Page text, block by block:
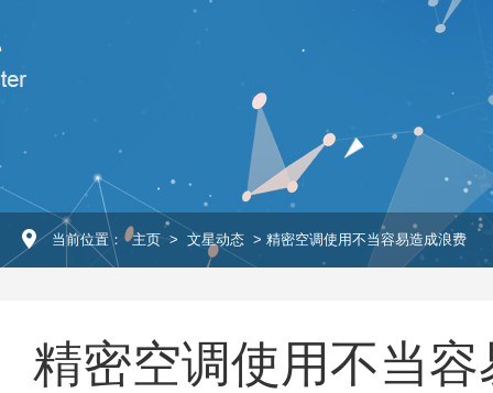
当前位置： 主页 > 文星动态 > 精密空调使用不当容易造成浪费
精密空调使用不当